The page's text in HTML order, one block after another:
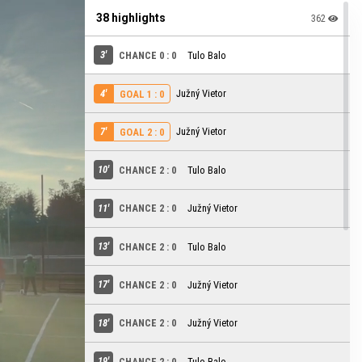
38 highlights 362
3' CHANCE 0 : 0 Tulo Balo
4' GOAL 1 : 0 Južný Vietor
7' GOAL 2 : 0 Južný Vietor
10' CHANCE 2 : 0 Tulo Balo
11' CHANCE 2 : 0 Južný Vietor
13' CHANCE 2 : 0 Tulo Balo
17' CHANCE 2 : 0 Južný Vietor
18' CHANCE 2 : 0 Južný Vietor